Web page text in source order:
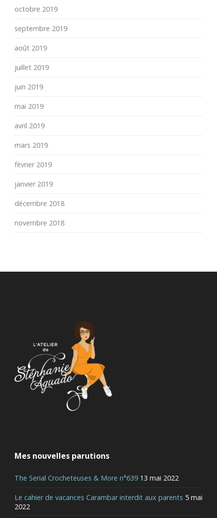
octobre 2019
septembre 2019
août 2019
juillet 2019
juin 2019
mai 2019
avril 2019
mars 2019
février 2019
janvier 2019
décembre 2018
novembre 2018
Mes nouvelles parutions
The Serial Crocheteuses & More n°639 13 mai 2022
Le cahier de vacances Carambar interdit aux parents 5 mai
2022